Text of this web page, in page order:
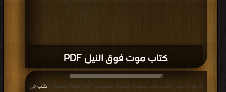
كتاب موت فوق النيل PDF
قراءة و تحميل كتاب كتاب مغامرة المقبرة الفرعونية PDF مجانا | مكتبة >
كتب في